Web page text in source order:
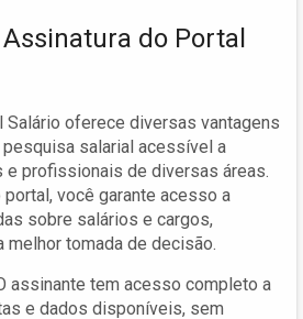
do Portal
Salário oferece diversas vantagens
salarial acessível a
profissionais de diversas áreas.
você garante acesso a
sobre salários e cargos,
melhor tomada de decisão.
assinante tem acesso completo a
e dados disponíveis, sem